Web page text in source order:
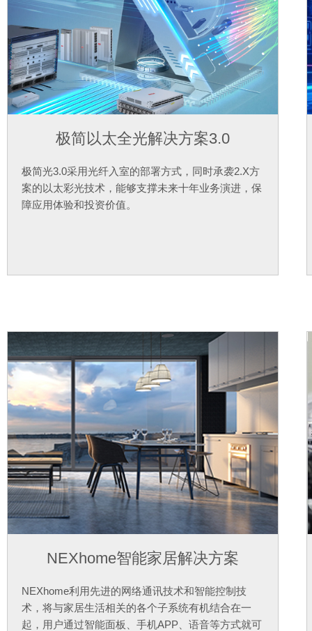
极简以太全光解决方案3.0
​极简光3.0采用光纤入室的部署方式，同时承袭2.X方
案的以太彩光技术，能够支撑未来十年业务演进，保
障应用体验和投资价值。
NEXhome智能家居解决方案
NEXhome利用先进的网络通讯技术和智能控制技
术，将与家居生活相关的各个子系统有机结合在一
起，用户通过智能面板、手机APP、语音等方式就可